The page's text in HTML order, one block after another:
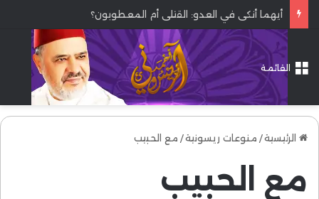
أيهما أنكى في العدو: القتلى أم المعطوبون؟
القائمة
الرئيسية/ منوعات ريسونية/ مع الحبيب
مع الحبيب